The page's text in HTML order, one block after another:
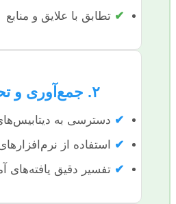
✔ تطابق با علایق و منابع
۲. جمع‌آوری و تحلیل داده
✔ دسترسی به
✔
استفاده از
✔ تفسیر دقیق یافته‌های